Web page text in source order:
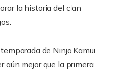
la historia del clan
de Ninja Kamui
aún mejor que la primera.